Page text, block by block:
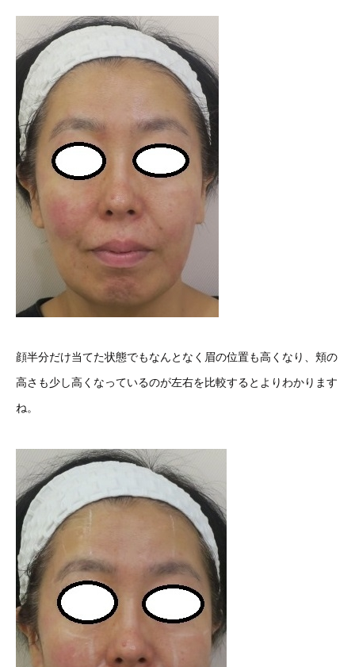
顔半分だけ当てた状態でもなんとなく眉の位置も高くなり、頬の
高さも少し高くなっているのが左右を比較するとよりわかります
ね。